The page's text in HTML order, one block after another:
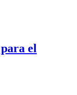
el